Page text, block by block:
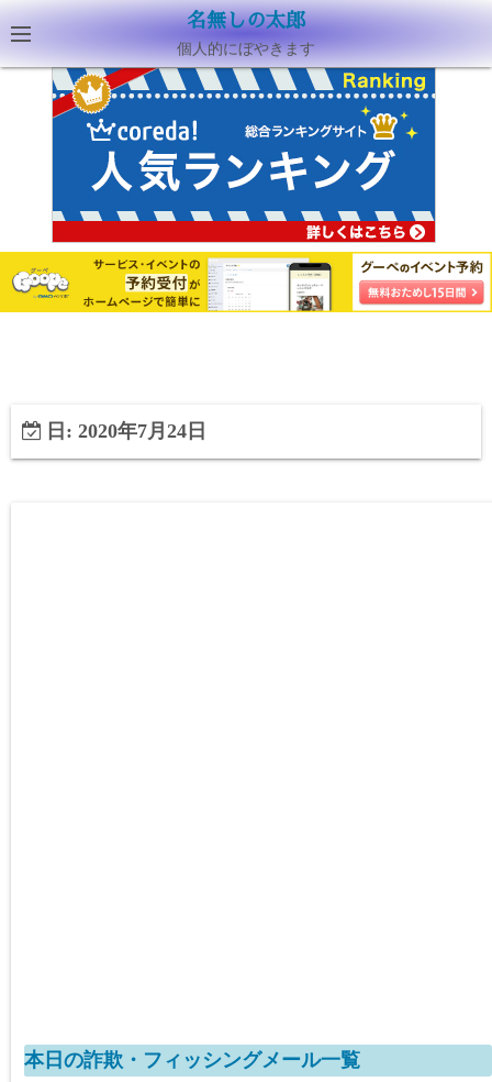
名無しの太郎
個人的にぼやきます
日: 2020年7月24日
本日の詐欺・フィッシングメール一覧